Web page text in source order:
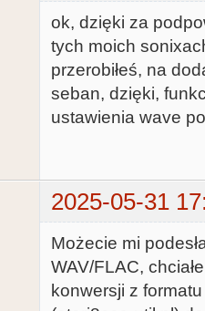
ok, dzięki za
tych moich
przerobiłeś, na
seban, dzięki,
ustawienia wave
2025-05-31
Możecie mi
WAV/FLAC,
konwersji z